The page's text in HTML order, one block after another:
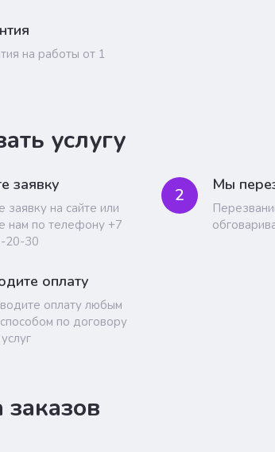
на работы от 1
услугу
заявку
заявку на сайте или
нам по телефону +7
20-30
2 Мы
оплату
оплату любым
по договору